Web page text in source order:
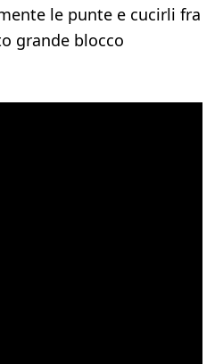
le punte e cucirli fra
grande blocco